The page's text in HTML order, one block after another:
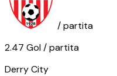
/ partita
2.47 Gol/ partita
Derry City